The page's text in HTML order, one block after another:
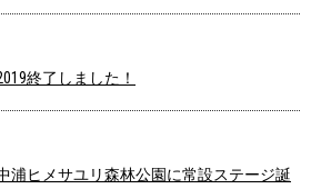
終了しました！
浦ヒメサユリ森林公園に常設ステージ誕